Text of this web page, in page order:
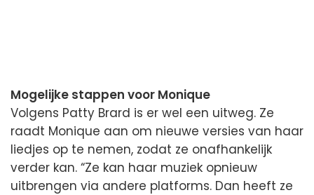
Mogelijke stappen voor Monique
Volgens Patty Brard is er wel een uitweg. Ze
raadt Monique aan om nieuwe versies van haar
liedjes op te nemen, zodat ze onafhankelijk
verder kan. “Ze kan haar muziek opnieuw
uitbrengen via andere platforms. Dan heeft ze